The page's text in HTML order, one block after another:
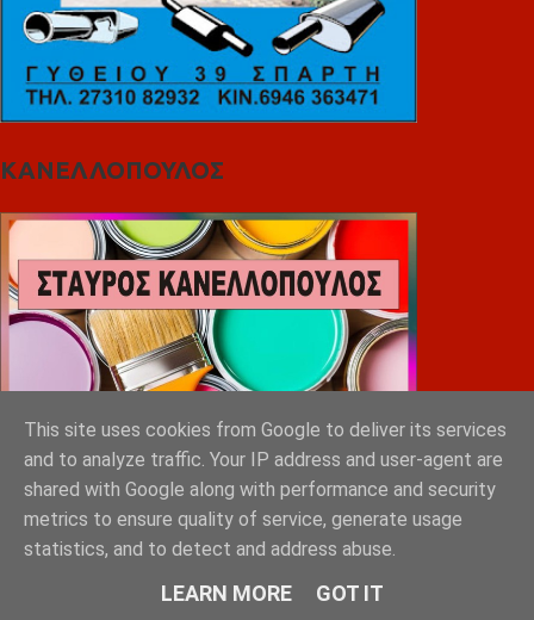
ΚΑΝΕΛΛΟΠΟΥΛΟΣ
This site uses cookies from Google to deliver its services
and to analyze traffic. Your IP address and user-agent are
shared with Google along with performance and security
metrics to ensure quality of service, generate usage
statistics, and to detect and address abuse.
LEARN MORE GOT IT